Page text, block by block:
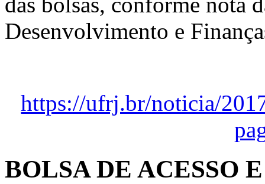
Desenvolvimento e
https://ufrj.br/noticia/
BOLSA DE ACESSO